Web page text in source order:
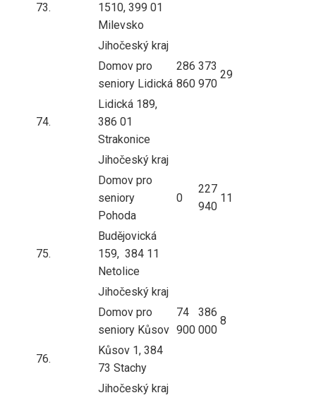
73.
1510, 399 01
Milevsko
Jihočeský kraj
Domov pro
seniory Lidická
286
860
373
970
29
74.
Lidická 189,
386 01
Strakonice
Jihočeský kraj
Domov pro
seniory
Pohoda
0
227
940
11
75.
Budějovická
159, 384 11
Netolice
Jihočeský kraj
Domov pro
seniory Kůsov
74
900
386
000
8
76.
Kůsov 1, 384
73 Stachy
Jihočeský kraj